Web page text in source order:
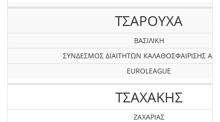
ΤΣΑΡΟΥΧΑ
ΒΑΣΙΛΙΚΗ
ΣΥΝΔΕΣΜΟΣ ΔΙΑΙΤΗΤΩΝ ΚΑΛΑΘΟΣΦΑΙΡΙΣΗΣ
EUROLEAGUE
ΤΣΑΧΑΚΗΣ
ΖΑΧΑΡΙΑΣ